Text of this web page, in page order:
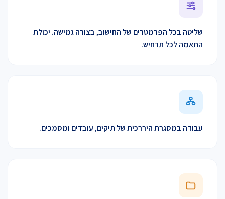
שליטה בכל הפרמטרים של החישוב, בצורה גמישה. יכולת
התאמה לכל תרחיש.
עבודה במסגרת היררכית של תיקים, עובדים ומסמכים.